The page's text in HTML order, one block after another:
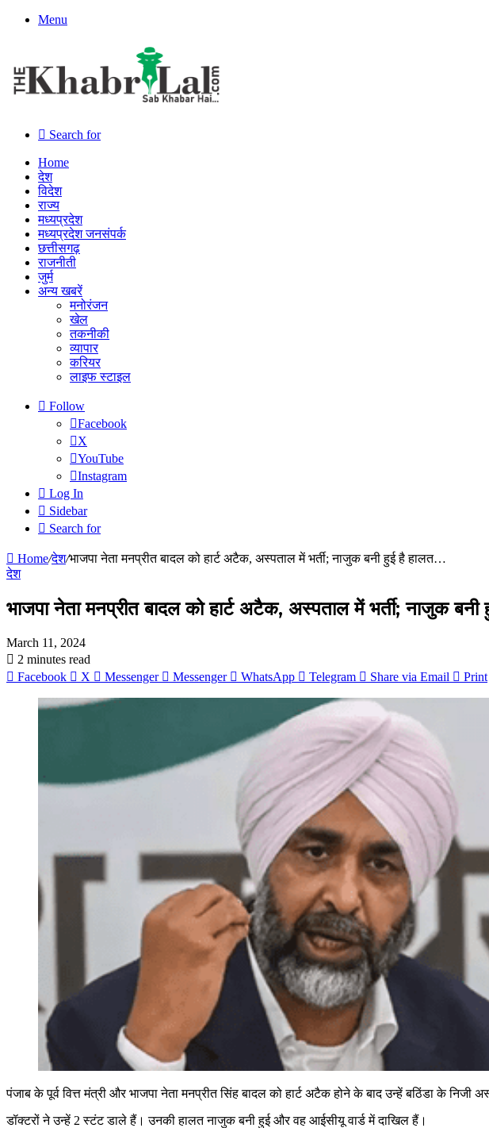
Menu
Search for
Home
देश
विदेश
राज्य
मध्यप्रदेश
मध्यप्रदेश जनसंपर्क
छत्तीसगढ़
राजनीती
जुर्म
अन्य खबरें
मनोरंजन
खेल
तकनीकी
व्यापार
करियर
लाइफ स्टाइल
Follow
Facebook
X
YouTube
Instagram
Log In
Sidebar
Search for
Home/देश/भाजपा नेता मनप्रीत बादल को हार्ट अटैक, अस्पताल में भर्ती; नाजुक बनी हुई है हालत…
देश
भाजपा नेता मनप्रीत बादल को हार्ट अटैक, अस्पताल में भर्ती; नाजुक
March 11, 2024
2 minutes read
Facebook
X Messenger Messenger WhatsApp Telegram Share via Email Print
पंजाब के पूर्व वित्त मंत्री और भाजपा नेता मनप्रीत सिंह बादल को हार्ट अटैक होने के बाद उन्हें बठिंडा के निजी
डॉक्टरों ने उन्हें 2 स्टंट डाले हैं। उनकी हालत नाजुक बनी हुई और वह आईसीयू वार्ड में दाखिल हैं।